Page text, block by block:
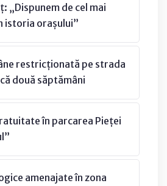
„Dispunem de cel mai
istoria orașului”
restricționată pe strada
două săptămâni
în parcarea Pieței
amenajate în zona